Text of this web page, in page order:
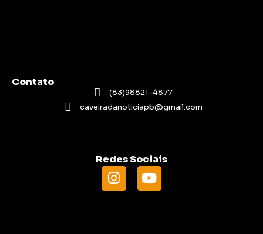
Contato
(83)98821-4877
caveiradanoticiapb@gmail.com
Redes Sociais